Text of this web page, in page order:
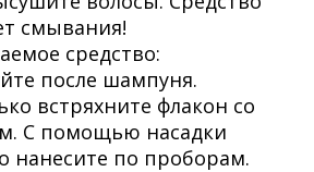
смывания!
средство:
после шампуня.
встряхните флакон со
С помощью насадки
нанесите по проборам.